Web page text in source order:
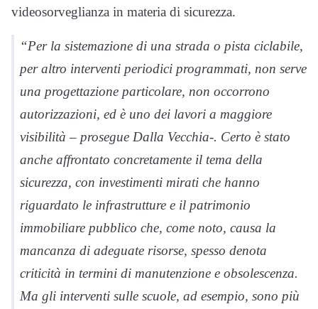
videosorveglianza in materia di sicurezza.
“Per la sistemazione di una strada o pista ciclabile,
per altro interventi periodici programmati, non serve
una progettazione particolare, non occorrono
autorizzazioni, ed è uno dei lavori a maggiore
visibilità – prosegue Dalla Vecchia-. Certo è stato
anche affrontato concretamente il tema della
sicurezza, con investimenti mirati che hanno
riguardato le infrastrutture e il patrimonio
immobiliare pubblico che, come noto, causa la
mancanza di adeguate risorse, spesso denota
criticità in termini di manutenzione e obsolescenza.
Ma gli interventi sulle scuole, ad esempio, sono più